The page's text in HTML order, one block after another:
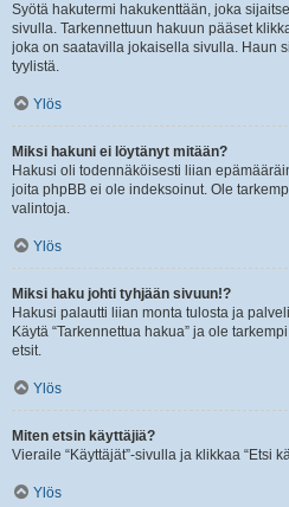
Syötä hakutermi hakukenttään, joka
sivulla. Tarkennettuun hakuun pääset
joka on saatavilla jokaisella sivulla. Haun
tyylistä.
Ylös
Miksi hakuni ei löytänyt mitään?
Hakusi oli todennäköisesti liian
joita phpBB ei ole indeksoinut. Ole
valintoja.
Ylös
Miksi haku johti tyhjään sivuun!?
Hakusi palautti liian monta tulosta ja
Käytä “Tarkennettua hakua” ja ole
etsit.
Ylös
Miten etsin käyttäjiä?
Vieraile “Käyttäjät”-sivulla ja klikkaa “Etsi
Ylös